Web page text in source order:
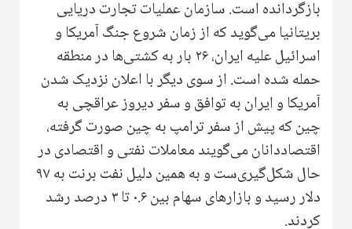
بازگردانده است. سازمان عملیات تجارت دریایی
بریتانیا می‌گوید که از زمان شروع جنگ آمریکا و
اسرائیل علیه ایران، ۲۶ بار به کشتی‌ها در منطقه
حمله شده است. از سوی دیگر با اعلان نزدیک شدن
آمریکا و ایران به توافق و سفر دیروز عراقچی به
چین که پیش از سفر ترامپ به چین صورت گرفته،
اقتصاددانان می‌گویند معاملات نفتی و اقتصادی در
حال شکل‌گیری‌ست و به همین دلیل نفت برنت به ۹۷
دلار رسید و بازارهای سهام بین ۰.۶ تا ۳ درصد رشد
کردند.